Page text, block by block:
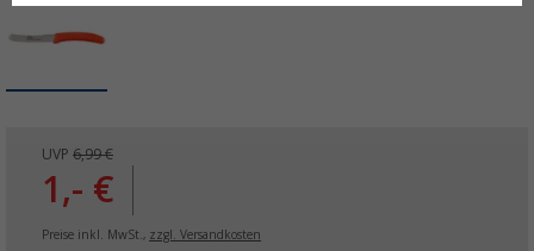
UVP 6,99 €
1,- €
Preise inkl. MwSt., zzgl. Versandkosten